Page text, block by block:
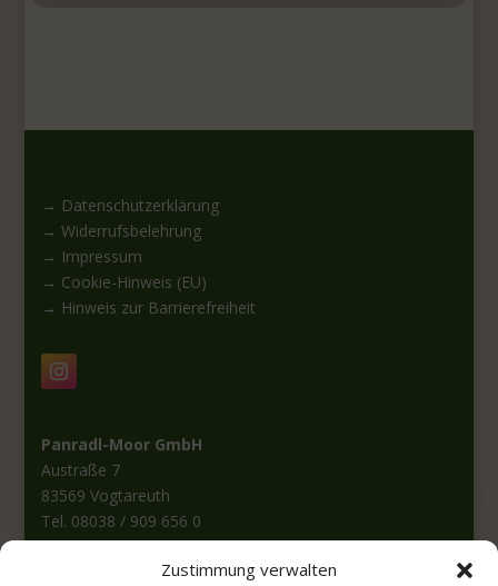
Zustimmung verwalten
→ Datenschutzerklärung
→ Widerrufsbelehrung
→ Impressum
→ Cookie-Hinweis (EU)
→ Hinweis zur Barrierefreiheit
Panradl-Moor GmbH
Austraße 7
83569 Vogtareuth
Tel. 08038 / 909 656 0
Fax: 08038 / 909 656 1
info@panradl-moor.de